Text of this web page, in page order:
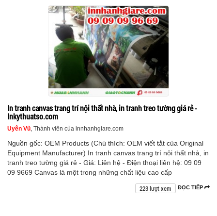
In tranh canvas trang trí nội thất nhà, in tranh treo tường giá rẻ -
Inkythuatso.com
Uyên Vũ, Thành viên của innhanhgiare.com
Nguồn gốc: OEM Products (Chú thích: OEM viết tắt của Original
Equipment Manufacturer) In tranh canvas trang trí nội thất nhà, in
tranh treo tường giá rẻ - Giá: Liên hệ - Điện thoại liên hệ: 09 09
09 9669 Canvas là một trong những chất liệu cao cấp
ĐỌC TIẾP
223 lượt xem